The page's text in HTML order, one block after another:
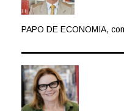
PAPO DE ECONOMIA,